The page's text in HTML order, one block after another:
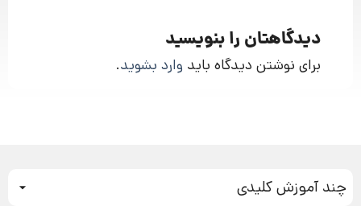
دیدگاهتان را بنویسید
برای نوشتن دیدگاه باید وارد بشوید.
چند آموزش کلیدی